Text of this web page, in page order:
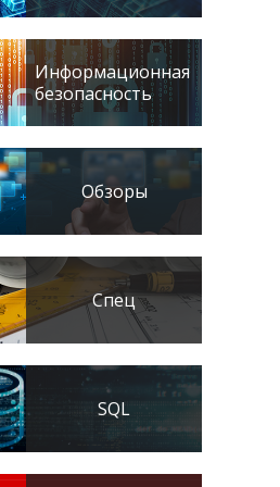
Информационная
безопасность
Обзоры
Спец
SQL